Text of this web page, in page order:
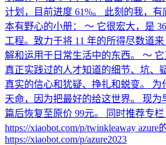
计划，目前进度 61%。 此刻的我，
本有野心的小册： ～ 它很宏大，是
工程。致力于将 11 年的所得尽数道
解和运用于日常生活中的东西。 ～
真正实践过的人才知道的细节、坑、
真实的信心和犹疑、挣扎和蜕变。 为
天命，因为把最好的给这世界。 现为
篇后恢复至原价 99元。 同时推荐专栏
https://xiaobot.com/p/twinkleaway azure
https://xiaobot.com/p/azure2023